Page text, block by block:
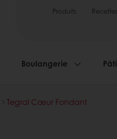
Produits Recettes
Boulangerie
Tegral Cœur Fondant